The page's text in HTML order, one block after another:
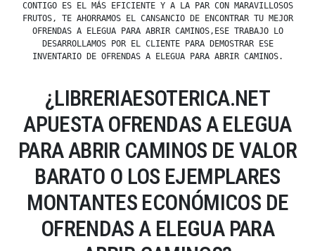
CONTIGO ES EL MÁS EFICIENTE Y A LA PAR CON MARAVILLOSOS
FRUTOS, TE AHORRAMOS EL CANSANCIO DE ENCONTRAR TU MEJOR
OFRENDAS A ELEGUA PARA ABRIR CAMINOS,ESE TRABAJO LO
DESARROLLAMOS POR EL CLIENTE PARA DEMOSTRAR ESE
INVENTARIO DE OFRENDAS A ELEGUA PARA ABRIR CAMINOS.
¿LIBRERIAESOTERICA.NET
APUESTA OFRENDAS A ELEGUA
PARA ABRIR CAMINOS DE VALOR
BARATO O LOS EJEMPLARES
MONTANTES ECONÓMICOS DE
OFRENDAS A ELEGUA PARA